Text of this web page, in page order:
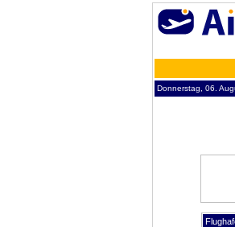
Donnerstag, 06.